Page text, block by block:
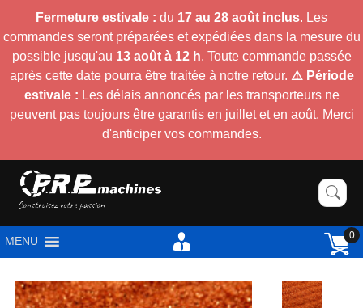
Fermeture estivale : du 17 au 28 août inclus. Les
commandes seront préparées et expédiées dans la mesure du
possible jusqu'au 13 août à 12 h. Toute commande passée
après cette date pourra être traitée à notre retour. ⚠️ Période
estivale : Les délais annoncés par les transporteurs ne
peuvent pas toujours être garantis en juillet et en août. Merci
d'anticiper vos commandes.
MENU 0